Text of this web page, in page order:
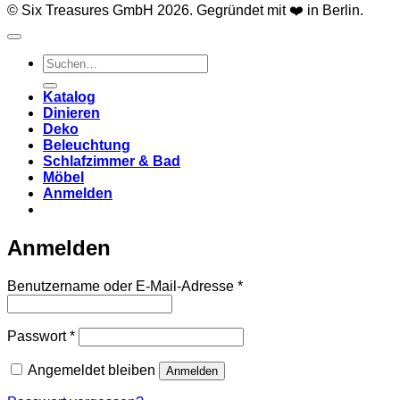
© Six Treasures GmbH 2026. Gegründet mit ❤️ in Berlin.
Suchen
nach:
Katalog
Dinieren
Deko
Beleuchtung
Schlafzimmer & Bad
Möbel
Anmelden
Anmelden
Benutzername oder E-Mail-Adresse *Erforderlich
Passwort*Erforderlich
Angemeldet bleiben Anmelden